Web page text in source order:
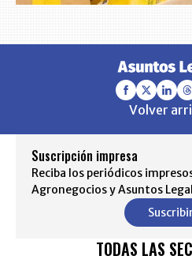
Volver
Suscripción impresa
Reciba los periódicos
Agronegocios y Asuntos
TODAS LAS